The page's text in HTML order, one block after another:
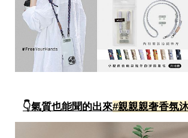
👇氣質也能聞的出來#親親親奢香氛